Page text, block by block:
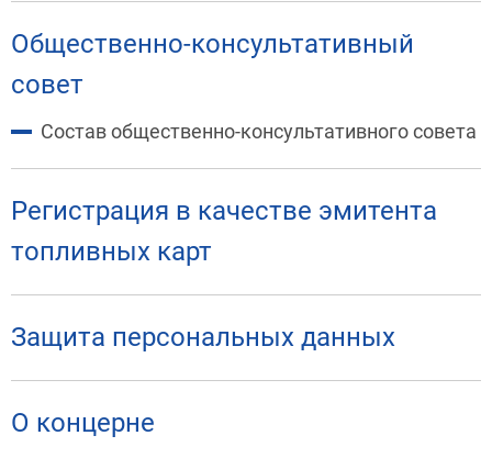
Общественно-консультативный
совет
Состав общественно-консультативного совета
Регистрация в качестве эмитента
топливных карт
Защита персональных данных
О концерне